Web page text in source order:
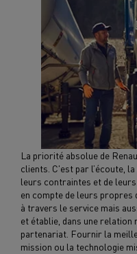
La priorité absolue de
clients. C'est par l’écoute,
leurs contraintes et de
en compte de leurs propres
à travers le service mais
et établie, dans une relation
partenariat. Fournir la
mission ou la technologie